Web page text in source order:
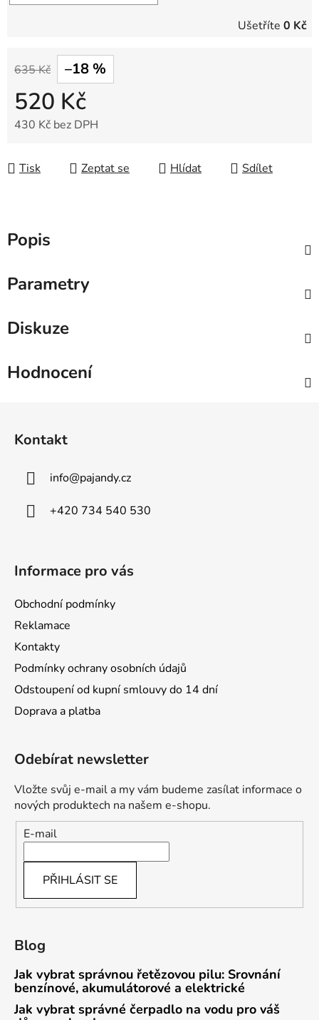
Ušetříte 0 Kč
635 Kč –18 %
520 Kč
430 Kč bez DPH
Tisk
Zeptat se Hlídat Sdílet
Popis
Parametry
Diskuze
Hodnocení
Kontakt
info@pajandy.cz
+420 734 540 530
Informace pro vás
Obchodní podmínky
Reklamace
Kontakty
Podmínky ochrany osobních údajů
Odstoupení od kupní smlouvy do 14 dní
Doprava a platba
Odebírat newsletter
Vložte svůj e-mail a my vám budeme zasílat informace o
nových produktech na našem e-shopu.
E-mail
PŘIHLÁSIT SE
Blog
Jak vybrat správnou řetězovou pilu: Srovnání
benzínové, akumulátorové a elektrické
Jak vybrat správné čerpadlo na vodu pro váš